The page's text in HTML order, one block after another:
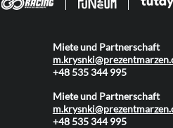
Miete und Partnerschaft
+48 535 344 995
Miete und Partnerschaft
+48 535 344 995